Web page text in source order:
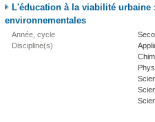
L'éducation à la viabilité
environnementales
Année, cycle
Discipline(s)